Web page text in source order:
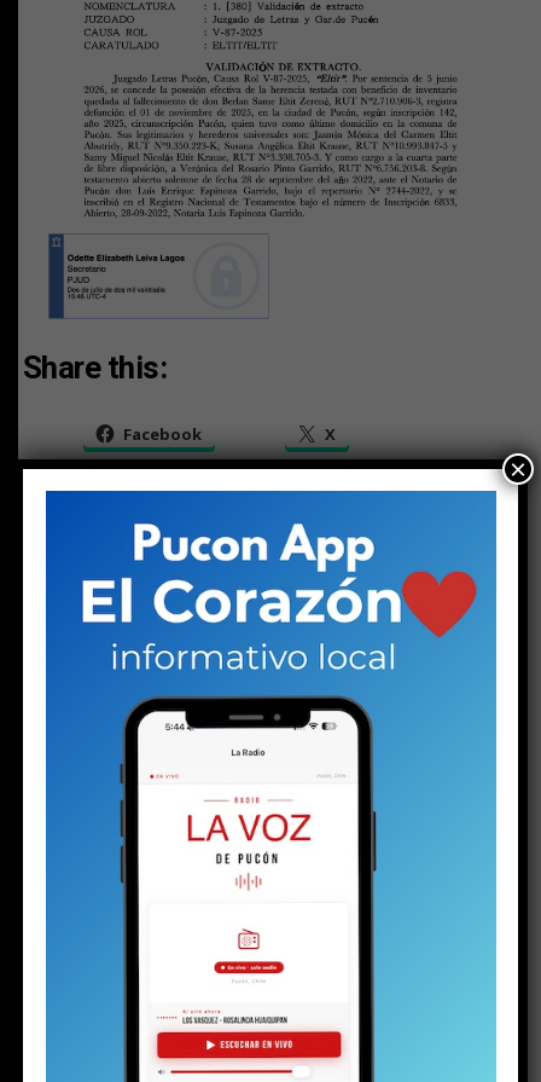
Share this:
Facebook X
RELATED TOPICS:
NO TE PIERDAS
AVISO LEGAL CAUSA V-87-2025
ESTO PODRÍA GUSTARTE
AVISO LEGAL CAUSA V-87-2025
×